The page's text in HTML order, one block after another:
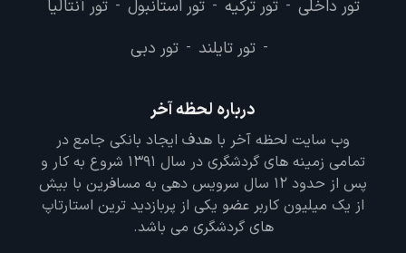
تور داخلی - تور ترکیه - تور استانبول - تور آنتالیا
- تور تایلند - تور دبی
درباره لحظه آخر
وب سایت لحظه آخر با هدف ایجاد بانکی جامع در
تمامی زمینه های گردشگری در سال 1391 شروع به کار و
پس از حدود 12 سال سرویس دهی به مسافرین با بیش
از یک میلیون کاربر عضو یکی از پربازدید ترین استارتاپ
های گردشگری می باشد.